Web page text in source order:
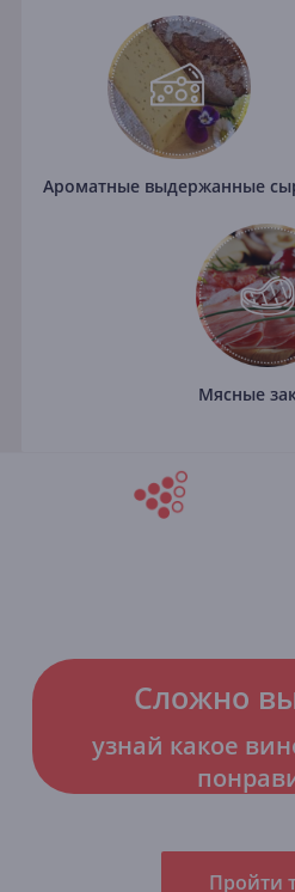
Ароматные выдержанные
Мясные
Сложно
узнай какое
Пройти